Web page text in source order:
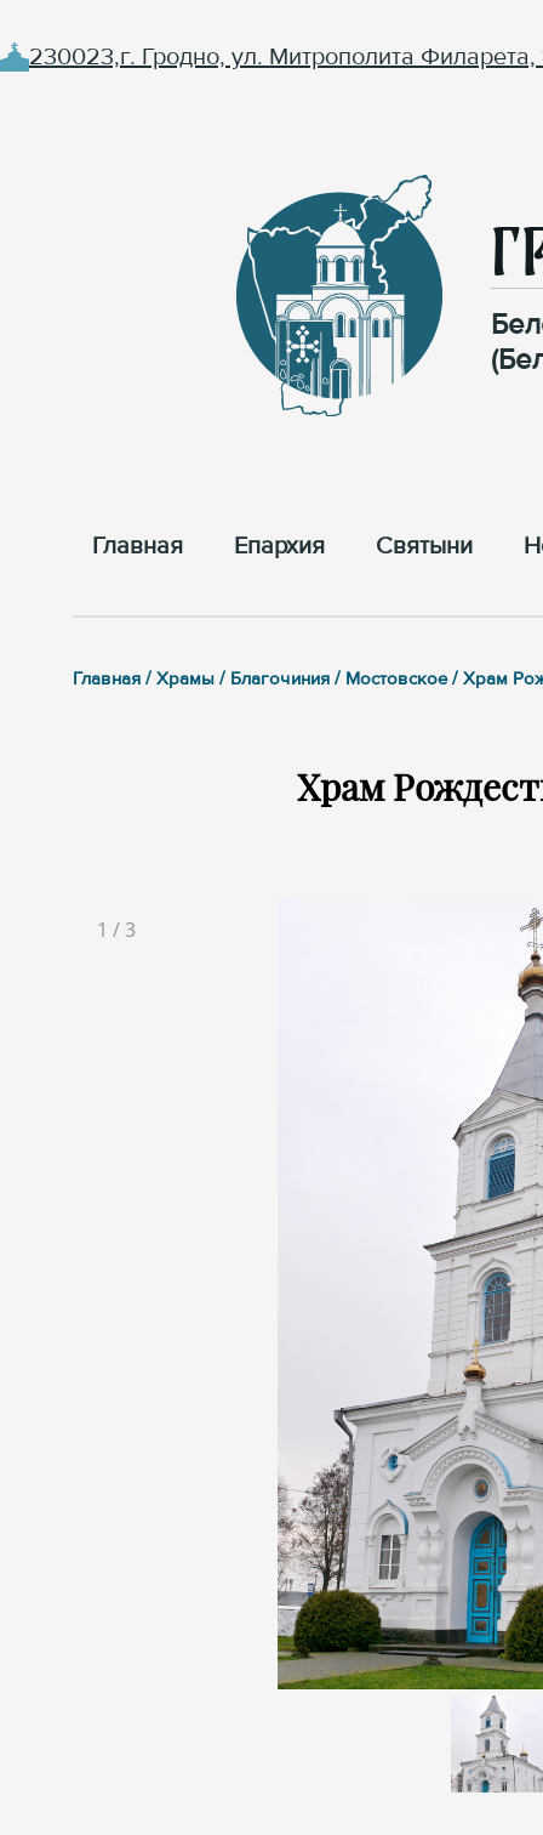
230023,г. Гродно, ул. Митрополита Филарета,
Главная Епархия Cвятыни
Главная / Храмы / Благочиния / Мостовское / Храм
Храм
1 /3